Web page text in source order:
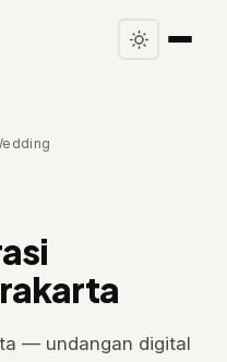
— undangan digital